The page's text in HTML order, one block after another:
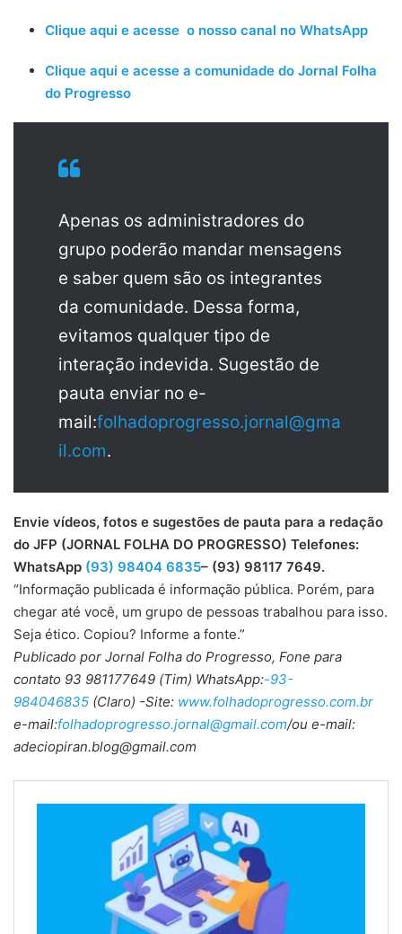
Clique aqui e acesse o nosso canal no WhatsApp
Clique aqui e acesse a comunidade do Jornal Folha
do Progresso
Apenas os administradores do
grupo poderão mandar mensagens
e saber quem são os integrantes
da comunidade. Dessa forma,
evitamos qualquer tipo de
interação indevida. Sugestão de
pauta enviar no e-
mail:folhadoprogresso.jornal@gma
il.com.
Envie vídeos, fotos e sugestões de pauta para a redação
do JFP (JORNAL FOLHA DO PROGRESSO) Telefones:
WhatsApp (93) 98404 6835– (93) 98117 7649.
“Informação publicada é informação pública. Porém, para
chegar até você, um grupo de pessoas trabalhou para isso.
Seja ético. Copiou? Informe a fonte.”
Publicado por Jornal Folha do Progresso, Fone para
contato 93 981177649 (Tim) WhatsApp:-93-
984046835 (Claro) -Site: www.folhadoprogresso.com.br
e-mail:folhadoprogresso.jornal@gmail.com/ou e-mail:
adeciopiran.blog@gmail.com